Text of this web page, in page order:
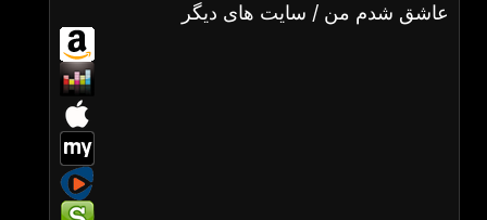
عاشق شدم من / سایت های دیگر